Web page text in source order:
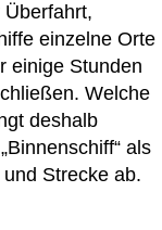
einzelne Orte
einige Stunden
Welche
deshalb
als
Strecke ab.